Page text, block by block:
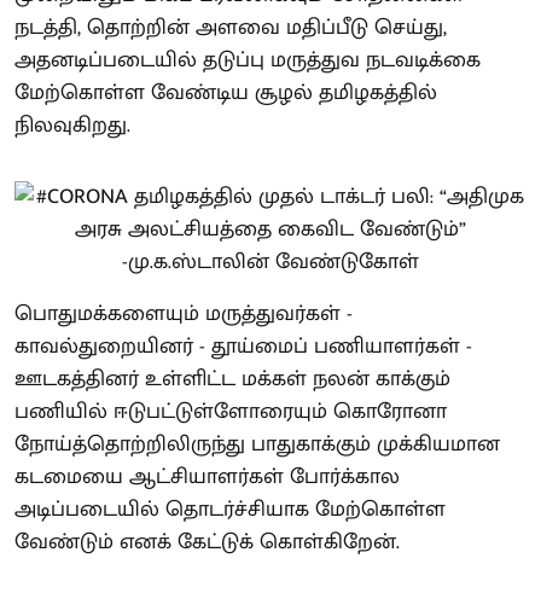
நடத்தி, தொற்றின் அளவை மதிப்பீடு செய்து,
அதனடிப்படையில் தடுப்பு மருத்துவ நடவடிக்கை
மேற்கொள்ள வேண்டிய சூழல் தமிழகத்தில்
நிலவுகிறது.
பொதுமக்களையும் மருத்துவர்கள் -
காவல்துறையினர் - தூய்மைப் பணியாளர்கள் -
ஊடகத்தினர் உள்ளிட்ட மக்கள் நலன் காக்கும்
பணியில் ஈடுபட்டுள்ளோரையும் கொரோனா
நோய்த்தொற்றிலிருந்து பாதுகாக்கும் முக்கியமான
கடமையை ஆட்சியாளர்கள் போர்க்கால
அடிப்படையில் தொடர்ச்சியாக மேற்கொள்ள
வேண்டும் எனக் கேட்டுக் கொள்கிறேன்.